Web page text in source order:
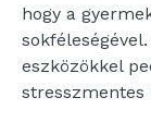
hogy a
eszközökkel
stresszmentes